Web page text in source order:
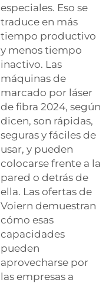
especiales. Eso se
traduce en más
tiempo productivo
y menos tiempo
inactivo. Las
máquinas de
marcado por láser
de fibra 2024, según
dicen, son rápidas,
seguras y fáciles de
usar, y pueden
colocarse frente a la
pared o detrás de
ella. Las ofertas de
Voiern demuestran
cómo esas
capacidades
pueden
aprovecharse por
las empresas a